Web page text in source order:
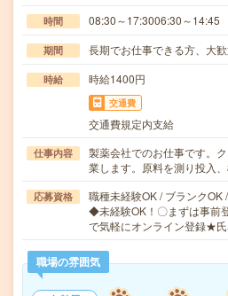
時間 08:30～17:3006:30～14:45
期間 長期でお仕事できる方、大歓
時給 時給1400円
交通費
交通費規定内支給
仕事内容
製薬会社でのお仕事です。
業します。原料を測り投入
応募資格
職種未経験OK / ブランクOK
◆未経験OK！〇まずは事前
で気軽にオンライン登録★
職場の雰囲気